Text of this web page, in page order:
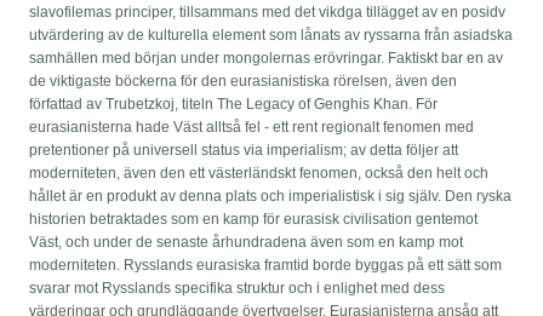
slavofilemas principer, tillsammans med det vikdga tillägget av en posidv
utvärdering av de kulturella element som lånats av ryssarna från asiadska
samhällen med början under mongolernas erövringar. Faktiskt bar en av
de viktigaste böckerna för den eurasianistiska rörelsen, även den
författad av Trubetzkoj, titeln The Legacy of Genghis Khan. För
eurasianisterna hade Väst alltså fel - ett rent regionalt fenomen med
pretentioner på universell status via imperialism; av detta följer att
moderniteten, även den ett västerländskt fenomen, också den helt och
hållet är en produkt av denna plats och imperialistisk i sig själv. Den ryska
historien betraktades som en kamp för eurasisk civilisation gentemot
Väst, och under de senaste århundradena även som en kamp mot
moderniteten. Rysslands eurasiska framtid borde byggas på ett sätt som
svarar mot Rysslands specifika struktur och i enlighet med dess
värderingar och grundläggande övertygelser. Eurasianisterna ansåg att